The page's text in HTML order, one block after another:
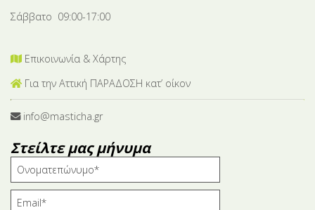
Σάββατο 09:00-17:00
Επικοινωνία & Χάρτης
Για την Αττική ΠΑΡΑΔΟΣΗ κατ’ οίκον
info@masticha.gr
Στείλτε μας μήνυμα